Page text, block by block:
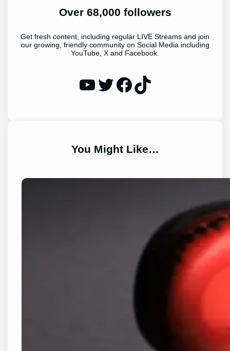
Over 68,000 followers
Get fresh content, including regular LIVE Streams and join
our growing, friendly community on Social Media including
YouTube, X and Facebook.
WP Eagle on YouTube WP Eagle on Twitter Facebook TikTok
You Might Like…